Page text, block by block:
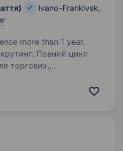
Ivano-Frankivsk,
more than 1 year.
цикл
торгових,
вакансії до виведення